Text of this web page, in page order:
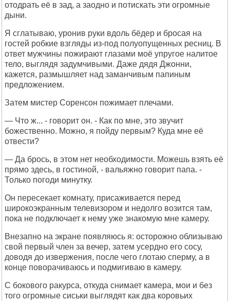
отодрать её в зад, а заодно и потискать эти огромные
дыни.
Я сглатываю, уронив руки вдоль бёдер и бросая на
гостей робкие взгляды из-под полуопущенных ресниц. В
ответ мужчины пожирают глазами моё упругое налитое
тело, выглядя задумчивыми. Даже дядя Джонни,
кажется, размышляет над заманчивым папиным
предложением.
Затем мистер Соренсон пожимает плечами.
— Что ж... - говорит он. - Как по мне, это звучит
божественно. Можно, я пойду первым? Куда мне её
отвести?
— Да брось, в этом нет необходимости. Можешь взять её
прямо здесь, в гостиной, - вальяжно говорит папа. -
Только погоди минутку.
Он пересекает комнату, присаживается перед
широкоэкранным телевизором и недолго возится там,
пока не подключает к нему уже знакомую мне камеру.
Внезапно на экране появляюсь я: осторожно облизываю
свой первый член за вечер, затем усердно его сосу,
доводя до извержения, после чего глотаю сперму, а в
конце поворачиваюсь и подмигиваю в камеру.
С бокового ракурса, откуда снимает камера, мои и без
того огромные сиськи выглядят как два коровьих